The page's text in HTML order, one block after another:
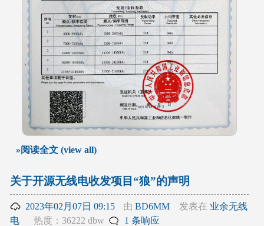
»阅读全文 (view all)
关于开源无线电收发项目“狼”的声明
2023年02月07日 09:15 由 BD6MM 发表在 业余无线
电
热度：36222 dbw 1 条响应